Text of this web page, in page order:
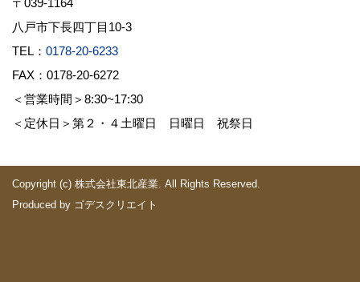
〒039-1164
八戸市下長四丁目10-3
TEL： 0178-20-6233
FAX：0178-20-6272
＜営業時間＞8:30~17:30
＜定休日＞第２・４土曜日 日曜日 祝祭日
Copyright (c) 株式会社東北産業. All Rights Reserved.
Produced by ゴデスクリエイト